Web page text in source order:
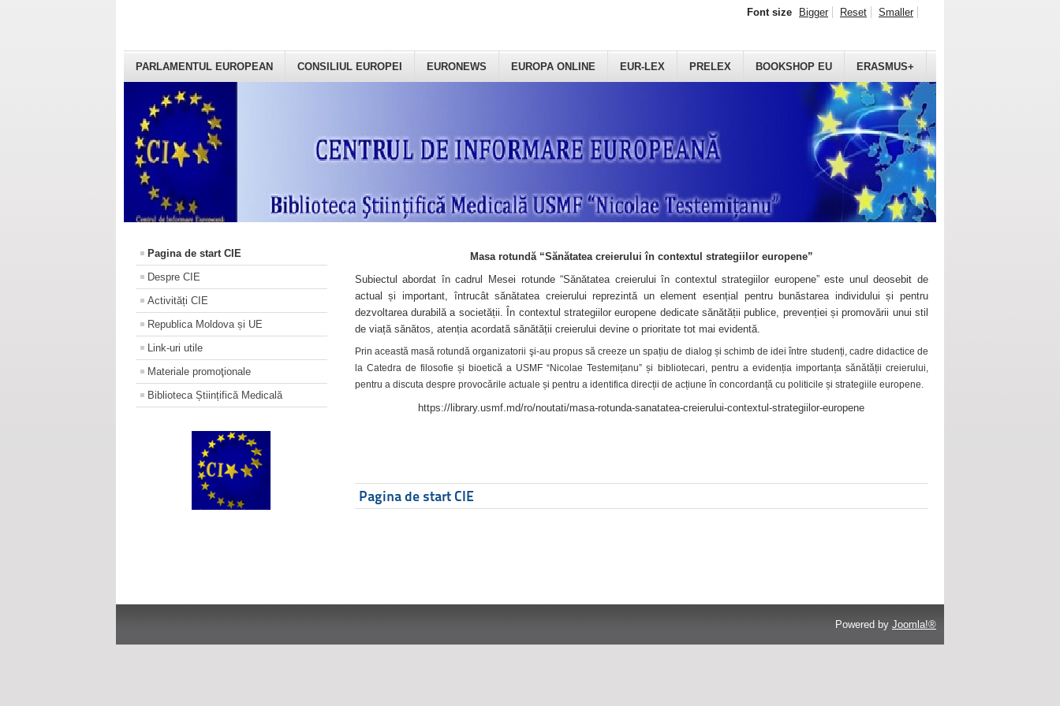
PARLAMENTUL EUROPEAN CONSILIUL EUROPEI EURONEWS EUROPA ONLINE EUR-LEX PRELEX BOOKSHOP EU ERASMUS+
Font size Bigger Reset Smaller
Pagina de start CIE
Despre CIE
Activități CIE
Republica Moldova și UE
Link-uri utile
Materiale promoţionale
Biblioteca Științifică Medicală
Masa rotundă “Sănătatea creierului în contextul strategiilor europene”
Subiectul abordat în cadrul Mesei rotunde “Sănătatea creierului în contextul strategiilor europene” este unul deosebit de
actual și important, întrucât sănătatea creierului reprezintă un element esențial pentru bunăstarea individului și pentru
dezvoltarea durabilă a societății. În contextul strategiilor europene dedicate sănătății publice, prevenției și promovării unui stil
de viață sănătos, atenția acordată sănătății creierului devine o prioritate tot mai evidentă.
Prin această masă rotundă organizatorii şi-au propus să creeze un spațiu de dialog și schimb de idei între studenți, cadre didactice de
la Catedra de filosofie și bioetică a USMF “Nicolae Testemițanu” și bibliotecari, pentru a evidenția importanța sănătății creierului,
pentru a discuta despre provocările actuale și pentru a identifica direcții de acțiune în concordanță cu politicile și strategiile europene.
https://library.usmf.md/ro/noutati/masa-rotunda-sanatatea-creierului-contextul-strategiilor-europene
Pagina de start CIE
Powered by Joomla!®